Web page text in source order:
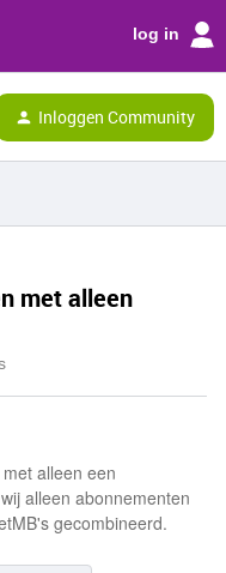
log in
Inloggen Community
met alleen
alleen een
alleen abonnementen
gecombineerd.